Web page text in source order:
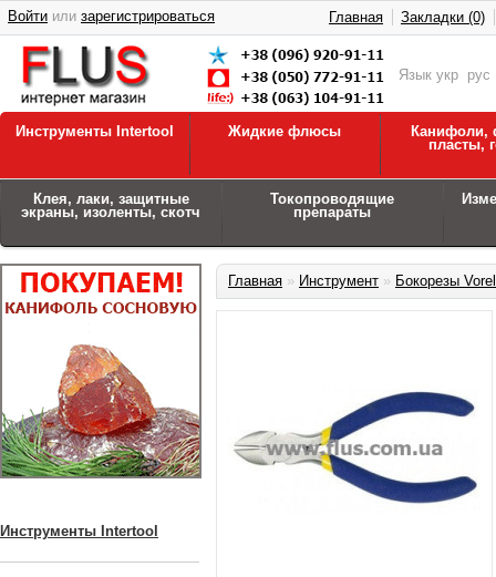
Язык укр рус
Войти или зарегистрироваться Главная Закладки (0)
Инструменты Intertool Жидкие флюсы
Канифоли,
пласты,
Клея, лаки, защитные
экраны, изоленты, скотч
Токопроводящие
препараты
Инструменты Intertool
Главная » Инструмент » Бокорезы